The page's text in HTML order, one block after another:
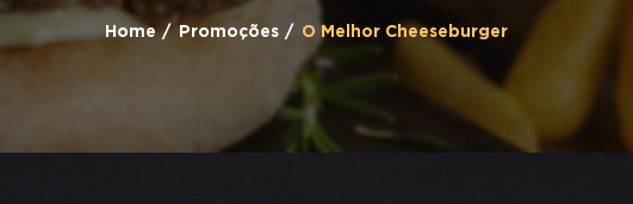
Home Promoções O Melhor Cheeseburger